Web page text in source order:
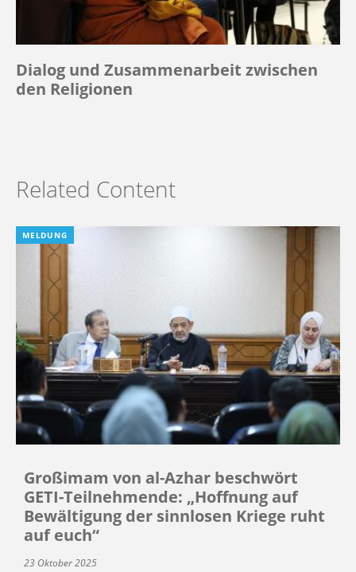
Dialog und Zusammenarbeit zwischen
den Religionen
Related Content
MELDUNG
Großimam von al-Azhar beschwört
GETI-Teilnehmende: „Hoffnung auf
Bewältigung der sinnlosen Kriege ruht
auf euch“
23 Oktober 2025